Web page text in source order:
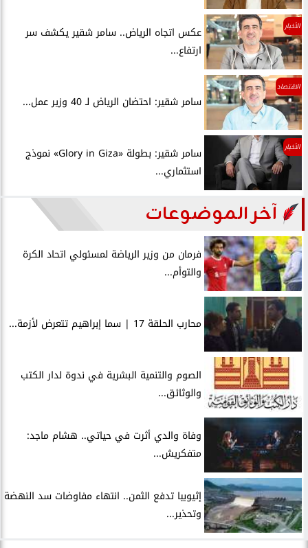
الأخبار
عكس اتجاه الرياض.. سامر شقير يكشف سر
ارتفاع...
الاقتصاد
سامر شقير: احتضان الرياض لـ 40 وزير عمل...
الأخبار
سامر شقير: بطولة «Glory in Giza» نموذج
استثماري...
آخر الموضوعات
فرمان من وزير الرياضة لمسئولي اتحاد الكرة
والتوأم...
محارب الحلقة 17 | سما إبراهيم تتعرض لأزمة...
الصوم والتنمية البشرية في ندوة لدار الكتب
والوثائق...
وفاة والدي أثرت في حياتي.. هشام ماجد:
متفكريش...
إثيوبيا تدفع الثمن.. انتهاء مفاوضات سد النهضة
وتحذير...